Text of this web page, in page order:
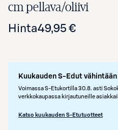
cm pellava/oliivi
Hinta49,95 €
Kuukauden S-Edut vähintään
Voimassa S-Etukortilla 30.8. asti
verkkokaupassa kirjautuneille
Katso kuukauden S-Etutuotteet